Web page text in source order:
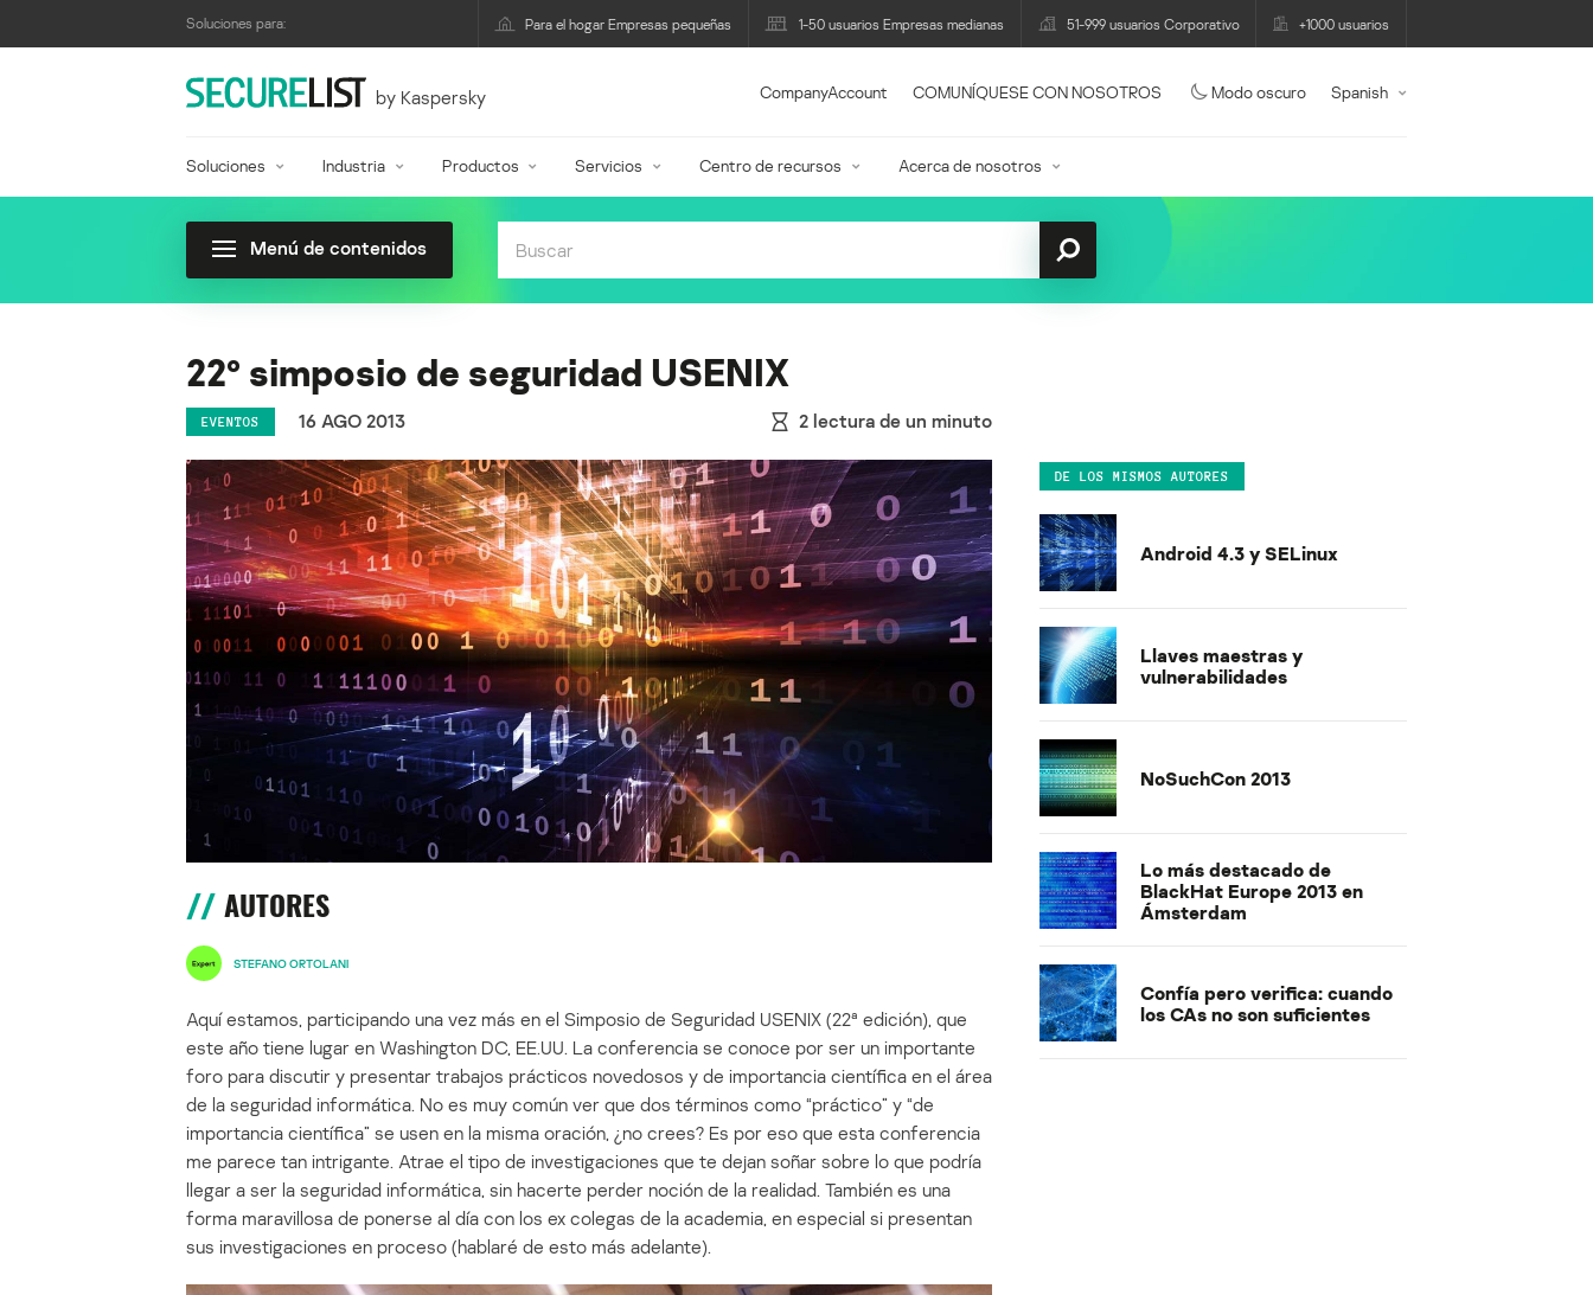
Soluciones para: Para el hogar Empresas pequeñas 1-50 usuarios Empresas medianas 51-999 usuarios Corporativo +1000 usuarios
by Kaspersky CompanyAccount COMUNÍQUESE CON NOSOTROS Modo oscuro Spanish
Soluciones Industria Productos Servicios Centro de recursos Acerca de nosotros
Menú de contenidos
22º simposio de seguridad USENIX
EVENTOS 16 AGO 2013 2 lectura de un minuto
AUTORES
STEFANO ORTOLANI
Aquí estamos, participando una vez más en el Simposio de Seguridad USENIX (22ª edición), que
este año tiene lugar en Washington DC, EE.UU. La conferencia se conoce por ser un importante
foro para discutir y presentar trabajos prácticos novedosos y de importancia científica en el área
de la seguridad informática. No es muy común ver que dos términos como “práctico” y “de
importancia científica” se usen en la misma oración, ¿no crees? Es por eso que esta conferencia
me parece tan intrigante. Atrae el tipo de investigaciones que te dejan soñar sobre lo que podría
llegar a ser la seguridad informática, sin hacerte perder noción de la realidad. También es una
forma maravillosa de ponerse al día con los ex colegas de la academia, en especial si presentan
sus investigaciones en proceso (hablaré de esto más adelante).
DE LOS MISMOS AUTORES
Android 4.3 y SELinux
Llaves maestras y
vulnerabilidades
NoSuchCon 2013
Lo más destacado de
BlackHat Europe 2013 en
Ámsterdam
Confía pero verifica: cuando
los CAs no son suficientes